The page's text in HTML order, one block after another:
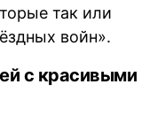
так или
войн».
с красивыми